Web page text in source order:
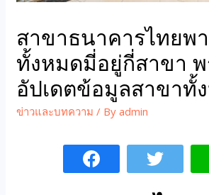
สาขาธนาคารไทย
ทั้งหมดมี่อยู่กี่สาขา
อัปเดตข้อมูลสาขาทั้
ข่าวและบทความ / Byadmin